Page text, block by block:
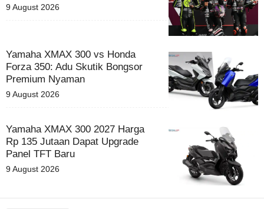
9 August 2026
Yamaha XMAX 300 vs Honda
Forza 350: Adu Skutik Bongsor
Premium Nyaman
9 August 2026
Yamaha XMAX 300 2027 Harga
Rp 135 Jutaan Dapat Upgrade
Panel TFT Baru
9 August 2026